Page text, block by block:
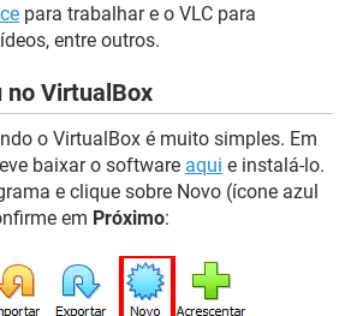
para trabalhar e o VLC para
entre outros.
no VirtualBox
o VirtualBox é muito simples. Em
baixar o software aqui e instalá-lo.
e clique sobre Novo (ícone azul
em Próximo: